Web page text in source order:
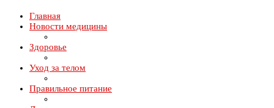
Главная
Новости медицины
Здоровье
Уход за телом
Правильное питание